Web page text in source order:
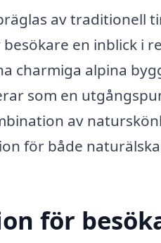
av traditionell
en inblick i
charmiga alpina
som en
av
för både
för